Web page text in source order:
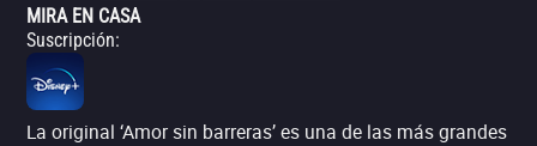
MIRA EN CASA
Suscripción:
La original ‘Amor sin barreras’ es una de las más grandes